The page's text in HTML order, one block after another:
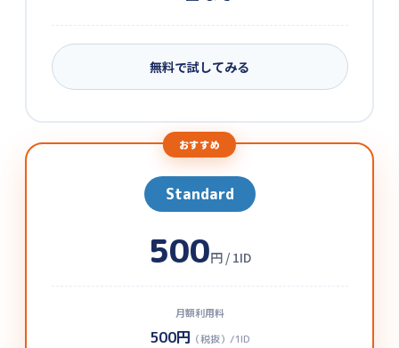
無料で試してみる
おすすめ
Standard
500円 / 1ID
月額利用料
500円 （税抜）/1ID